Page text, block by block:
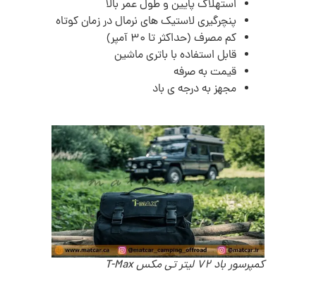
استهلاک پایین و طول عمر بالا
پنچرگیری لاستیک های نرمال در زمان کوتاه
کم مصرف (حداکثر تا 30 آمپر)
قابل استفاده با باتری ماشین
قیمت به صرفه
مجهز به درجه ی باد
کمپرسور باد 72 لیتر تی مکس T-Max